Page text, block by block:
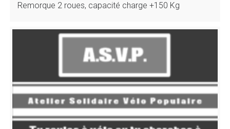
Remorque 2 roues, capacité charge +150 Kg